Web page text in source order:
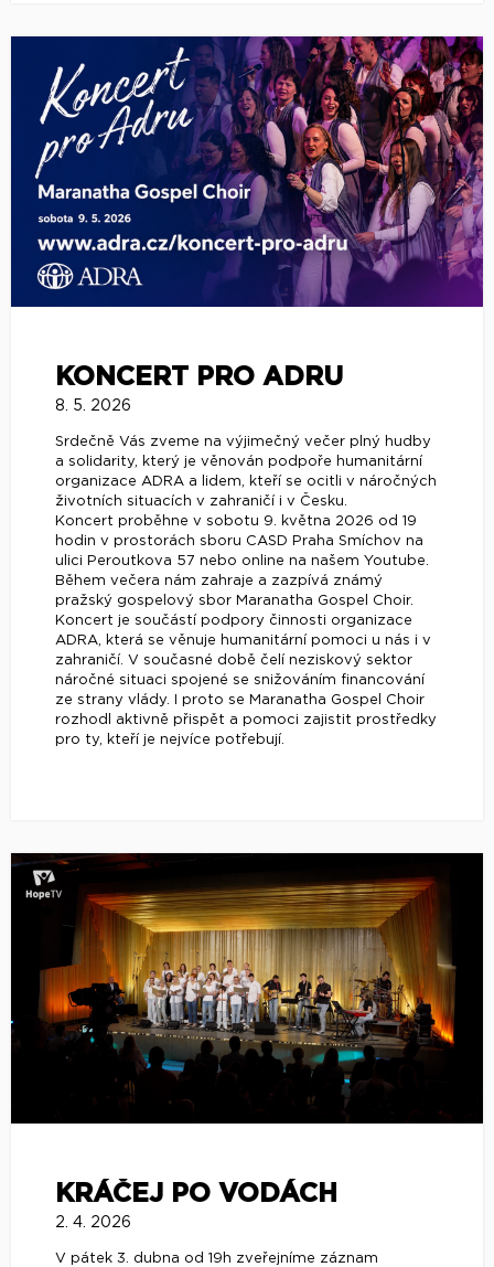
KONCERT PRO ADRU
8. 5. 2026
Srdečně Vás zveme na výjimečný večer plný hudby
a solidarity, který je věnován podpoře humanitární
organizace ADRA a lidem, kteří se ocitli v náročných
životních situacích v zahraničí i v Česku.
Koncert proběhne v sobotu 9. května 2026 od 19
hodin v prostorách sboru CASD Praha Smíchov na
ulici Peroutkova 57 nebo online na našem Youtube.
Během večera nám zahraje a zazpívá známý
pražský gospelový sbor Maranatha Gospel Choir.
Koncert je součástí podpory činnosti organizace
ADRA, která se věnuje humanitární pomoci u nás i v
zahraničí. V současné době čelí neziskový sektor
náročné situaci spojené se snižováním financování
ze strany vlády. I proto se Maranatha Gospel Choir
rozhodl aktivně přispět a pomoci zajistit prostředky
pro ty, kteří je nejvíce potřebují.
KRÁČEJ PO VODÁCH
2. 4. 2026
V pátek 3. dubna od 19h zveřejníme záznam